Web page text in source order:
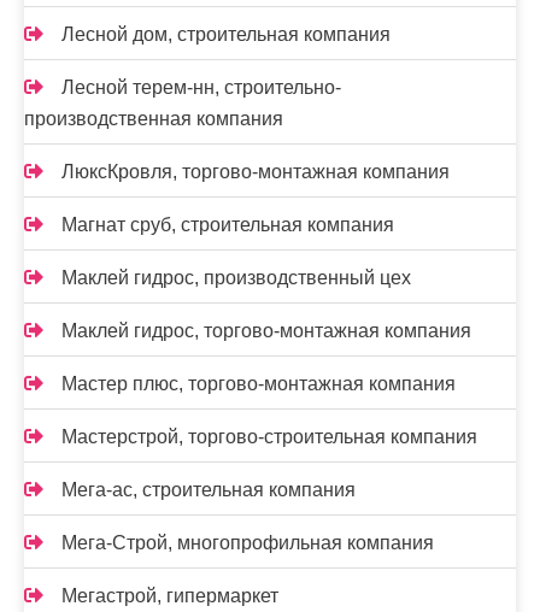
Лесной дом, строительная компания
Лесной терем-нн, строительно-
производственная компания
ЛюксКровля, торгово-монтажная компания
Магнат сруб, строительная компания
Маклей гидрос, производственный цех
Маклей гидрос, торгово-монтажная компания
Мастер плюс, торгово-монтажная компания
Мастерстрой, торгово-строительная компания
Мега-ас, строительная компания
Мега-Строй, многопрофильная компания
Мегастрой, гипермаркет